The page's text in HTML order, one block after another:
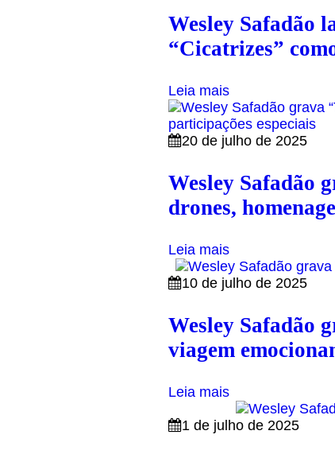
Wesley Safadão
“Cicatrizes”
Leia mais
20 de julho de 2025
Wesley Safadão
drones,
Leia mais
10 de julho de 2025
Wesley Safadão
viagem
Leia mais
1 de julho de 2025